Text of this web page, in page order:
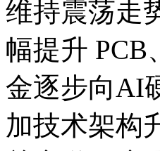
维持震荡走
幅提升
金逐步向AI
加技术架构